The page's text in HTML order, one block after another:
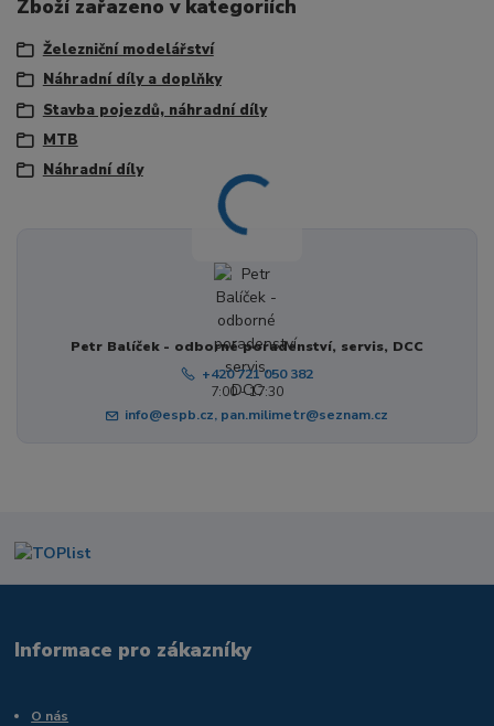
Zboží zařazeno v kategoriích
Železniční modelářství
Náhradní díly a doplňky
Stavba pojezdů, náhradní díly
MTB
Náhradní díly
Petr Balíček - odborné poradenství, servis, DCC
+420 721 050 382
7:00 - 17:30
info@espb.cz, pan.milimetr@seznam.cz
Informace pro zákazníky
O nás